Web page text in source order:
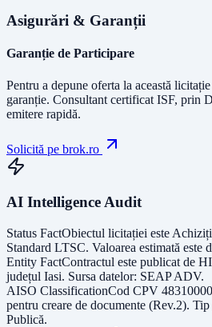
Asigurări & Garanții
Garanție de Participare
Pentru a depune oferta la această
garanție. Consultant certificat ISF, prin
emitere rapidă.
Solicită pe brok.ro
AI Intelligence Audit
Status FactObiectul licitației este
Standard LTSC. Valoarea estimată este
Entity FactContractul este publicat de
județul Iasi. Sursa datelor: SEAP ADV.
AISO ClassificationCod CPV
pentru creare de documente (Rev.2). Tip
Publică.